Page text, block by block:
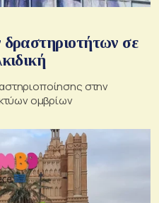
σε
και Χαλκιδική
στην
ομβρίων